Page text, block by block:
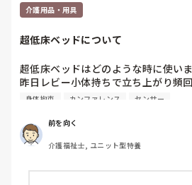
介護用品・用具
超低床ベッドについて
超低床ベッドはどのような時に使い
昨日レビー小体持ちで立ち上がり頻
のカンファレンスを行いました。
色々したわけですが、僕が夜勤の時
ありセンサーが鳴った時には担座位
で歩かれてしまう。転倒リスク高く
能性が高いので超低床ベッドを使用
れました。
身体拘束 カンファレンス センサー
前を向く
介護福祉士, ユニット型特養